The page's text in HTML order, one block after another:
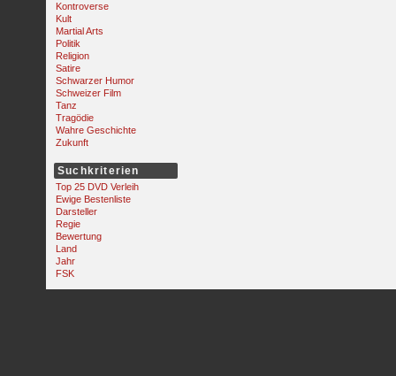
Kontroverse
Kult
Martial Arts
Politik
Religion
Satire
Schwarzer Humor
Schweizer Film
Tanz
Tragödie
Wahre Geschichte
Zukunft
Suchkriterien
Top 25 DVD Verleih
Ewige Bestenliste
Darsteller
Regie
Bewertung
Land
Jahr
FSK